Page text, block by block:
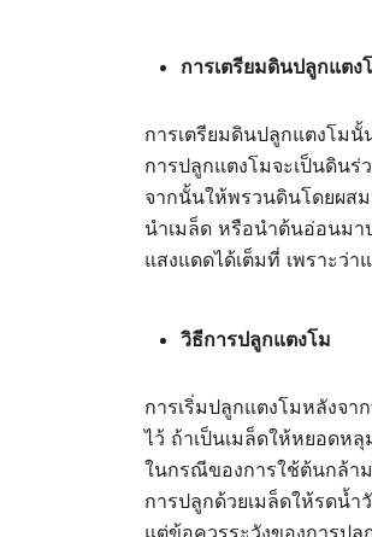
การเตรียมดินปลูกแตง
การเตรียมดินปลูกแตงโม
การปลูกแตงโมจะเป็นดิน
จากนั้นให้พรวนดินโดยผส
นำเมล็ด หรือนำต้นอ่อนม
แสงแดดได้เต็มที่ เพราะว่
วิธีการปลูกแตงโม
การเริ่มปลูกแตงโมหลังจา
ไว้ ถ้าเป็นเมล็ดให้หยอดห
ในกรณีของการใช้ต้นกล้าม
การปลูกด้วยเมล็ดให้รดน้
แต่ข้อควรระวังของการป